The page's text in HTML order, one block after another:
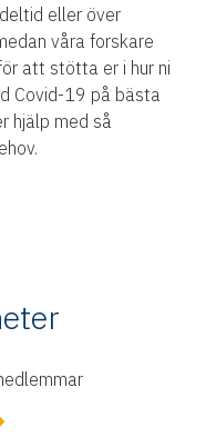
eller över
våra forskare
att stötta er i hur ni
Covid-19 på bästa
hjälp med så